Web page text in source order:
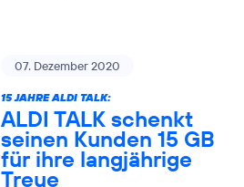
07. Dezember 2020
15 JAHRE ALDI TALK:
ALDI TALK schenkt
seinen Kunden 15 GB
für ihre langjährige
Treue